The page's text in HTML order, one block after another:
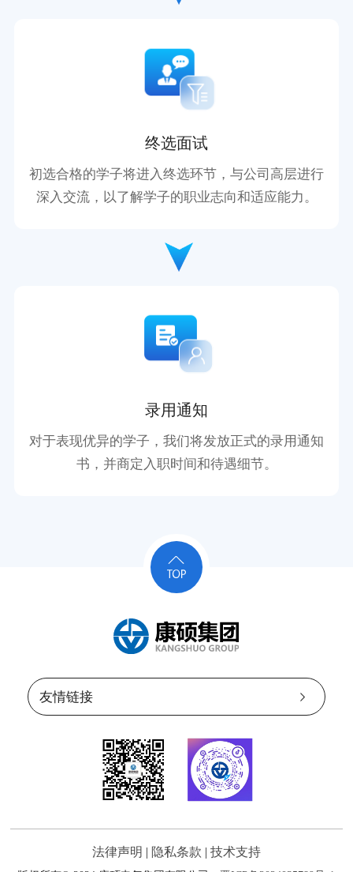
终选面试
初选合格的学子将进入终选环节，与公司高层进行
深入交流，以了解学子的职业志向和适应能力。
录用通知
对于表现优异的学子，我们将发放正式的录用通知
书，并商定入职时间和待遇细节。
法律声明 | 隐私条款 | 技术支持